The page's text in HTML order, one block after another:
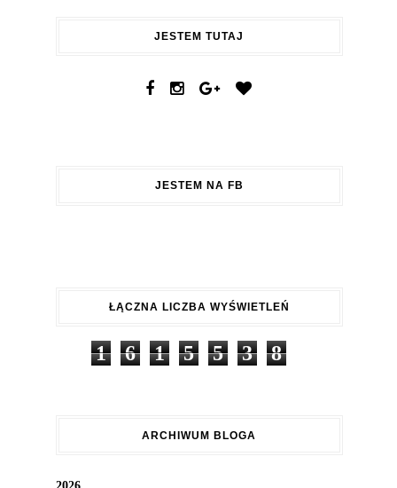
JESTEM TUTAJ
JESTEM NA FB
ŁĄCZNA LICZBA WYŚWIETLEŃ
1 6 1 5 5 3 8
ARCHIWUM BLOGA